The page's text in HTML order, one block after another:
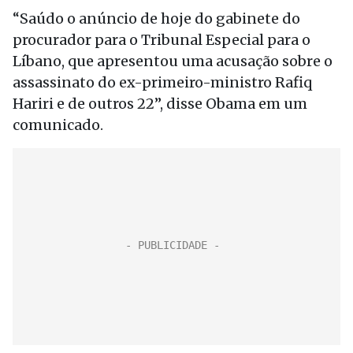
“Saúdo o anúncio de hoje do gabinete do
procurador para o Tribunal Especial para o
Líbano, que apresentou uma acusação sobre o
assassinato do ex-primeiro-ministro Rafiq
Hariri e de outros 22”, disse Obama em um
comunicado.